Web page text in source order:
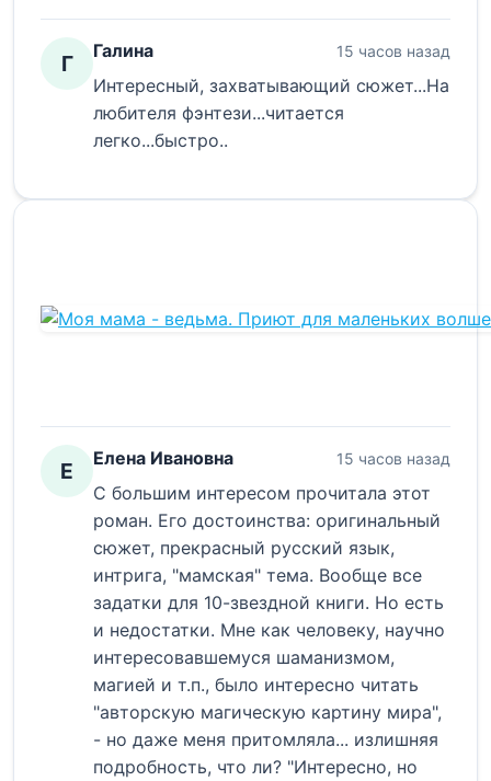
Г Галина 15 часов назад
Интересный, захватывающий сюжет...На
любителя фэнтези...читается
легко...быстро..
Е Елена Ивановна 15 часов назад
С большим интересом прочитала этот
роман. Его достоинства: оригинальный
сюжет, прекрасный русский язык,
интрига, "мамская" тема. Вообще все
задатки для 10-звездной книги. Но есть
и недостатки. Мне как человеку, научно
интересовавшемуся шаманизмом,
магией и т.п., было интересно читать
"авторскую магическую картину мира",
- но даже меня притомляла... излишняя
подробность, что ли? "Интересно, но